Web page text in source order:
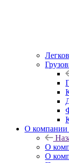
О компании
О
О